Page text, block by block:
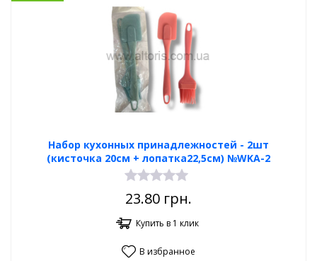
Набор кухонных принадлежностей - 2шт
(кисточка 20см + лопатка22,5см) №WKA-2
23.80 грн.
Купить в 1 клик
В избранное